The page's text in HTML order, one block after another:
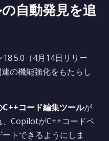
自動発見を追
（4月14日リリー
の機能強化をもたらし
コード編集ツールが
CopilotがC++コードベ
トできるようにしま